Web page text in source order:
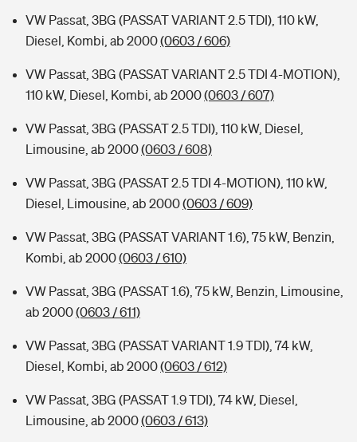
VW Passat, 3BG (PASSAT VARIANT 2.5 TDI), 110 kW,
Diesel, Kombi, ab 2000(0603 / 606)
VW Passat, 3BG (PASSAT VARIANT 2.5 TDI 4-MOTION),
110 kW, Diesel, Kombi, ab 2000(0603 / 607)
VW Passat, 3BG (PASSAT 2.5 TDI), 110 kW, Diesel,
Limousine, ab 2000(0603 / 608)
VW Passat, 3BG (PASSAT 2.5 TDI 4-MOTION), 110 kW,
Diesel, Limousine, ab 2000(0603 / 609)
VW Passat, 3BG (PASSAT VARIANT 1.6), 75 kW, Benzin,
Kombi, ab 2000(0603 / 610)
VW Passat, 3BG (PASSAT 1.6), 75 kW, Benzin, Limousine,
ab 2000(0603 / 611)
VW Passat, 3BG (PASSAT VARIANT 1.9 TDI), 74 kW,
Diesel, Kombi, ab 2000(0603 / 612)
VW Passat, 3BG (PASSAT 1.9 TDI), 74 kW, Diesel,
Limousine, ab 2000(0603 / 613)